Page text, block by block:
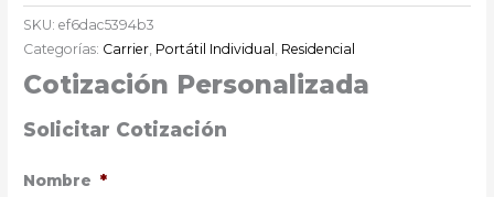
SKU:ef6dac5394b3
Categorías: Carrier, Portátil Individual , Residencial
Cotización Personalizada
Solicitar Cotización
Nombre *